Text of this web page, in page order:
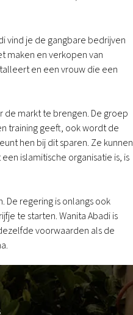
vind je de gangbare bedrijven
maken en verkopen van
en een vrouw die een
markt te brengen. De groep
training geeft, ook wordt de
hen bij dit sparen. Ze kunnen
islamitische organisatie is, is
De regering is onlangs ook
te starten. Wanita Abadi is
voorwaarden als de